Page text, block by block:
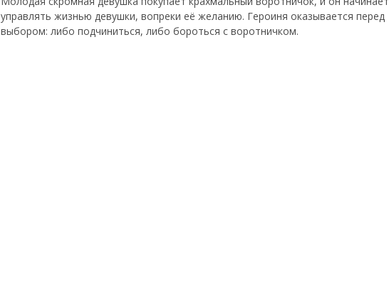
управлять жизнью девушки, вопреки её желанию. Героиня оказывается перед
выбором: либо подчиниться, либо бороться с воротничком.